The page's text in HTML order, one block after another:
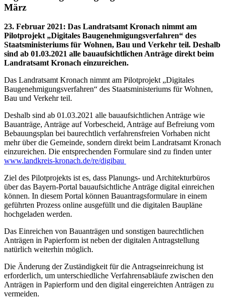
März
23. Februar 2021: Das Landratsamt Kronach nimmt am
Pilotprojekt „Digitales Baugenehmigungsverfahren“ des
Staatsministeriums für Wohnen, Bau und Verkehr teil. Deshalb
sind ab 01.03.2021 alle bauaufsichtlichen Anträge direkt beim
Landratsamt Kronach einzureichen.
Das Landratsamt Kronach nimmt am Pilotprojekt „Digitales
Baugenehmigungsverfahren“ des Staatsministeriums für Wohnen,
Bau und Verkehr teil.
Deshalb sind ab 01.03.2021 alle bauaufsichtlichen Anträge wie
Bauanträge, Anträge auf Vorbescheid, Anträge auf Befreiung vom
Bebauungsplan bei baurechtlich verfahrensfreien Vorhaben nicht
mehr über die Gemeinde, sondern direkt beim Landratsamt Kronach
einzureichen. Die entsprechenden Formulare sind zu finden unter
www.landkreis-kronach.de/re/digibau
Ziel des Pilotprojekts ist es, dass Planungs- und Architekturbüros
über das Bayern-Portal bauaufsichtliche Anträge digital einreichen
können. In diesem Portal können Bauantragsformulare in einem
geführten Prozess online ausgefüllt und die digitalen Baupläne
hochgeladen werden.
Das Einreichen von Bauanträgen und sonstigen baurechtlichen
Anträgen in Papierform ist neben der digitalen Antragstellung
natürlich weiterhin möglich.
Die Änderung der Zuständigkeit für die Antragseinreichung ist
erforderlich, um unterschiedliche Verfahrensabläufe zwischen den
Anträgen in Papierform und den digital eingereichten Anträgen zu
vermeiden.